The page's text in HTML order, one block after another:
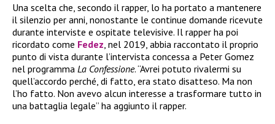
Una scelta che, secondo il rapper, lo ha portato a mantenere
il silenzio per anni, nonostante le continue domande ricevute
durante interviste e ospitate televisive. Il rapper ha poi
ricordato come Fedez , nel 2019, abbia raccontato il proprio
punto di vista durante l’intervista concessa a Peter Gomez
nel programma La Confessione. “Avrei potuto rivalermi su
quell’accordo perché, di fatto, era stato disatteso. Ma non
l’ho fatto. Non avevo alcun interesse a trasformare tutto in
una battaglia legale” ha aggiunto il rapper.